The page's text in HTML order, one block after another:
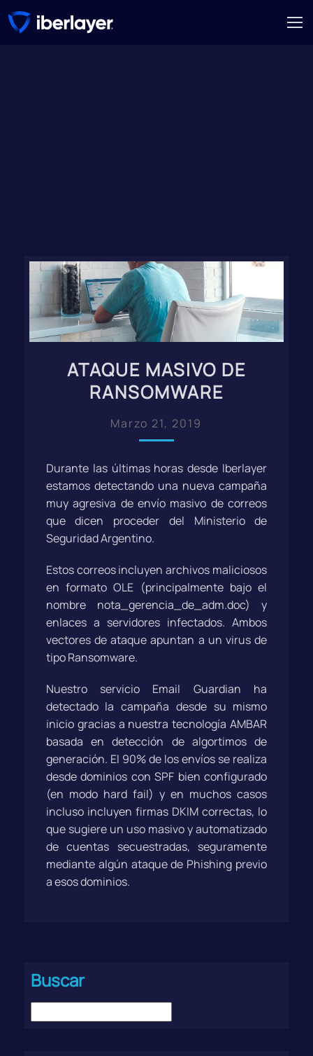
ATAQUE MASIVO DE
RANSOMWARE
Marzo 21, 2019
Durante las últimas horas desde Iberlayer
estamos detectando una nueva campaña
muy agresiva de envío masivo de correos
que dicen proceder del Ministerio de
Seguridad Argentino.
Estos correos incluyen archivos maliciosos
en formato OLE (principalmente bajo el
nombre nota_gerencia_de_adm.doc) y
enlaces a servidores infectados. Ambos
vectores de ataque apuntan a un virus de
tipo Ransomware.
Nuestro servicio Email Guardian ha
detectado la campaña desde su mismo
inicio gracias a nuestra tecnología AMBAR
basada en detección de algortimos de
generación. El 90% de los envíos se realiza
desde dominios con SPF bien configurado
(en modo hard fail) y en muchos casos
incluso incluyen firmas DKIM correctas, lo
que sugiere un uso masivo y automatizado
de cuentas secuestradas, seguramente
mediante algún ataque de Phishing previo
a esos dominios.
Buscar